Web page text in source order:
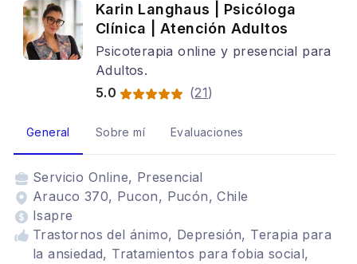
Karin Langhaus | Psicóloga
Clínica | Atención Adultos
Psicoterapia online y presencial para
Adultos.
5.0
(21)
General Sobre mí Evaluaciones
Servicio Online, Presencial
Arauco 370, Pucon, Pucón, Chile
Isapre
Trastornos del ánimo, Depresión, Terapia para
la ansiedad, Tratamientos para fobia social,